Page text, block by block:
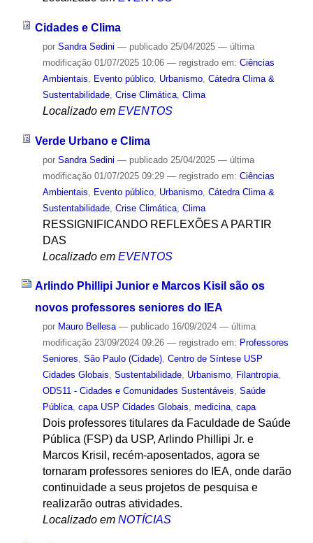
Cidades e Clima
por Sandra Sedini — publicado25/04/2025 — última
modificação01/07/2025 10:06 — registrado em: Ciências
Ambientais, Evento público, Urbanismo, Cátedra Clima &
Sustentabilidade, Crise Climática, Clima
Localizado em EVENTOS
Verde Urbano e Clima
por Sandra Sedini — publicado25/04/2025 — última
modificação01/07/2025 09:29 — registrado em: Ciências
Ambientais
Evento público, Urbanismo, Cátedra Clima &
Sustentabilidade, Crise Climática, Clima
RESSIGNIFICANDO REFLEXÕES A PARTIR
DAS
Localizado em EVENTOS
Arlindo Phillipi Junior e Marcos Kisil são os
novos professores seniores do IEA
por Mauro Bellesa — publicado16/09/2024 — última
modificação23/09/2024 09:26 — registrado em: Professores
Seniores, São Paulo (Cidade), Centro de Síntese USP
Cidades Globais, Sustentabilidade, Urbanismo, Filantropia,
ODS11 - Cidades e Comunidades Sustentáveis, Saúde
Pública, capa USP Cidades Globais, medicina, capa
Dois professores titulares da Faculdade de Saúde
Pública (FSP) da USP, Arlindo Phillipi Jr. e
Marcos Krisil, recém-aposentados, agora se
tornaram professores seniores do IEA, onde darão
continuidade a seus projetos de pesquisa e
realizarão outras atividades.
Localizado em NOTÍCIAS